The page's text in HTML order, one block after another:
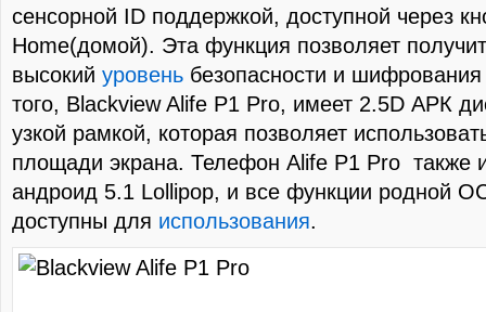
сенсорной ID поддержкой, доступной через
Home(домой). Эта функция позволяет
высокий уровень безопасности и
того, Blackview Alife Р1 Pro, имеет 2.5D АРК
узкой рамкой, которая позволяет
площади экрана. Телефон Alife Р1 Pro также
андроид 5.1 Lollipop, и все функции родной
доступны для использования.